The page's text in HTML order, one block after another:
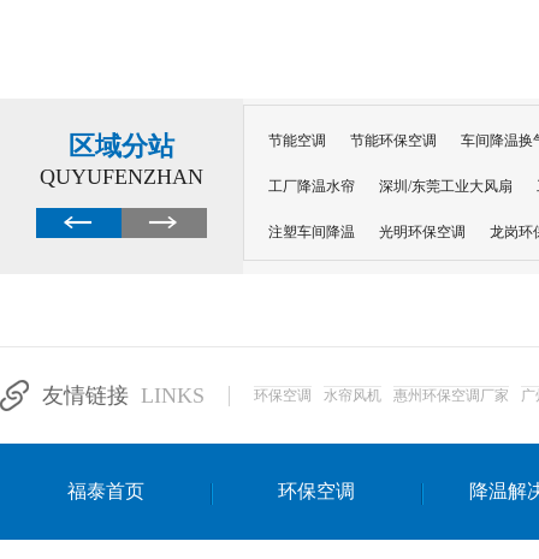
区域分站
QUYUFENZHAN
节能空调 节能环保空调 车间降温换
工厂降温水帘 深圳/东莞工业大风扇
注塑车间降温 光明环保空调 龙岗环
达州工业省电安装
友情链接 LINKS 环保空调 水帘风机 惠州环保空调厂家 广
福泰首页 环保空调 降温解